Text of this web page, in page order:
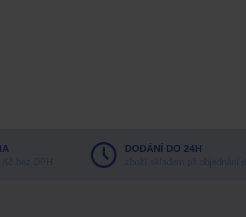
DODÁNÍ DO 24H